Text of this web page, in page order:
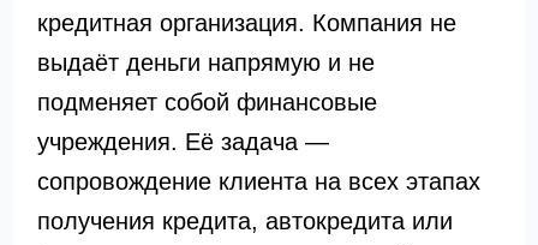
кредитная организация. Компания не
выдаёт деньги напрямую и не
подменяет собой финансовые
учреждения. Её задача —
сопровождение клиента на всех этапах
получения кредита, автокредита или